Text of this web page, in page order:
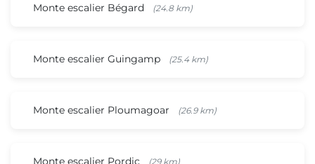
Monte escalier Bégard (24.8 km)
Monte escalier Guingamp (25.4 km)
Monte escalier Ploumagoar (26.9 km)
Monte escalier Pordic (29 km)